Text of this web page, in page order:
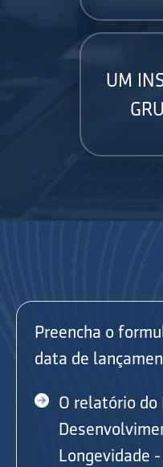
UM
Preencha o
data de
O relatório
Longevidade